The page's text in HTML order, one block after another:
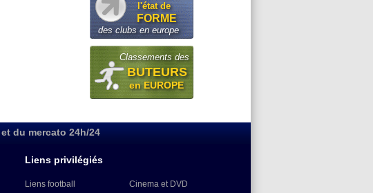
l'état de
FORME
des clubs en europe
Classements des
BUTEURS
en EUROPE
du mercato 24h/24
Liens privilégiés
Liens football
Cinema et DVD